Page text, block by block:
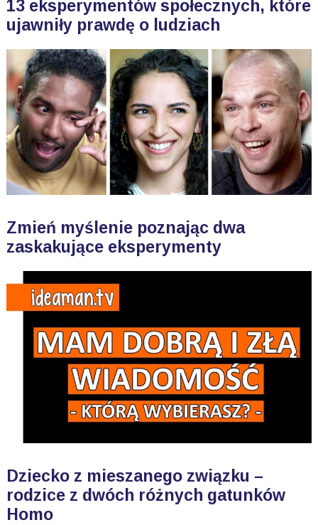
13 eksperymentów społecznych, które
ujawniły prawdę o ludziach
Zmień myślenie poznając dwa
zaskakujące eksperymenty
Dziecko z mieszanego związku –
rodzice z dwóch różnych gatunków
Homo